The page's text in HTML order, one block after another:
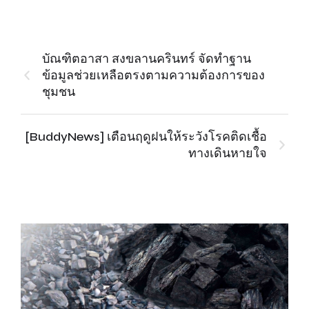
บัณฑิตอาสา สงขลานครินทร์ จัดทำฐาน
ข้อมูลช่วยเหลือตรงตามความต้องการของ
ชุมชน
[BuddyNews] เตือนฤดูฝนให้ระวังโรคติดเชื้อ
ทางเดินหายใจ